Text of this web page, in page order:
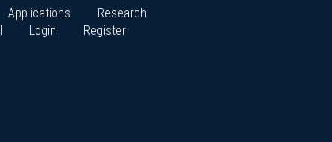
Applications
Research
Login Register